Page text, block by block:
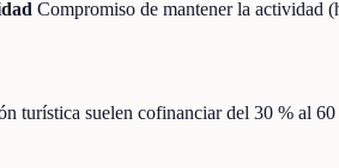
Compromiso de mantener la actividad
turística suelen cofinanciar del 30 % al